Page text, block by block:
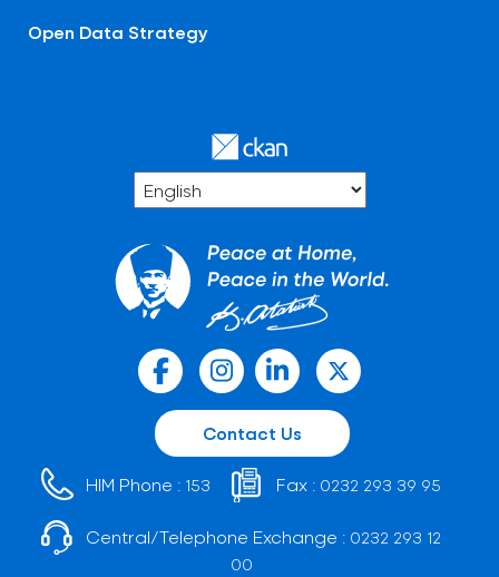
Open Data Strategy
Contact Us
HIM Phone : 153 Fax : 0232 293 39 95
Central/Telephone Exchange : 0232 293 12
00